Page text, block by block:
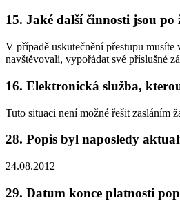
15. Jaké další činnosti jsou
V případě uskutečnění přestupu musíte
navštěvovali, vypořádat své příslušné
16. Elektronická služba,
Tuto situaci není možné řešit zasláním
28. Popis byl naposledy
24.08.2012
29. Datum konce platnosti